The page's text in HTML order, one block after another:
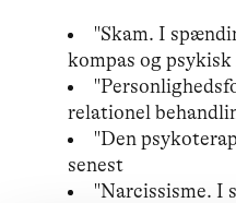
"Skam. I
kompas og psykisk
relationel
"Den
senest
"Narcissisme. I